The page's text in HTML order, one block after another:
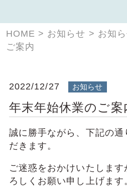
HOME > お知らせ > お知
ご案内
2022/12/27 お知らせ
年末年始休業のご案
誠に勝手ながら、下記の通
だきます。
ご迷惑をおかけいたします
ろしくお願い申し上げます